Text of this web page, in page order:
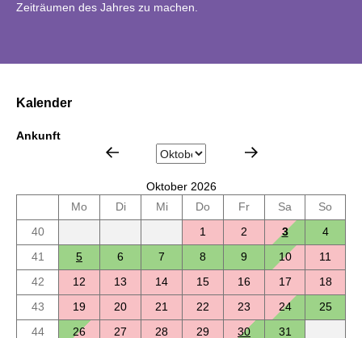
Zeiträumen des Jahres zu machen.
Kalender
Ankunft
Oktober 2026
Mo
Di Mi Do Fr Sa
So
40
1 2 3
4
41
5 6 7 8 9 10
11
42
12 13 14 15 16 17
18
43
19 20 21 22 23 24
25
44
26 27 28 29 30
31